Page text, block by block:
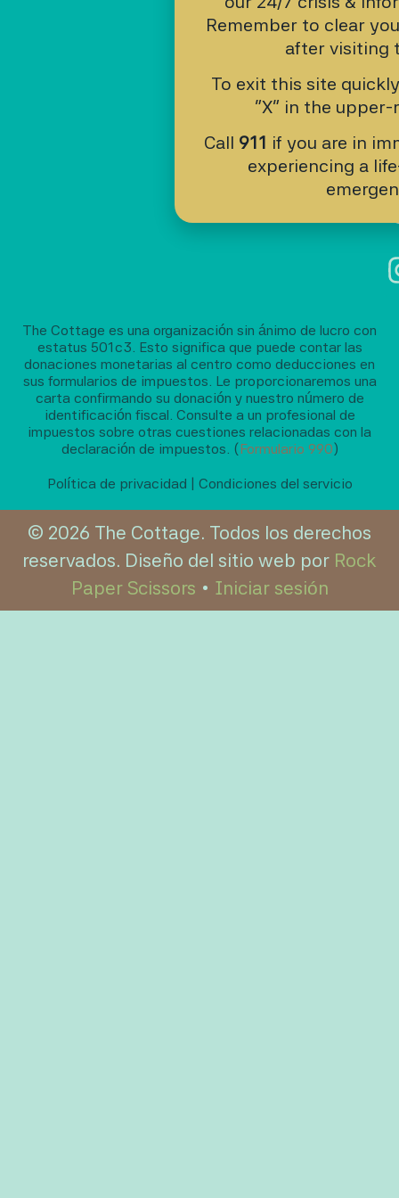
The Cottage es una organización sin ánimo de lucro con
estatus 501c3. Esto significa que puede contar las
donaciones monetarias al centro como deducciones en
sus formularios de impuestos. Le proporcionaremos una
carta confirmando su donación y nuestro número de
identificación fiscal. Consulte a un profesional de
impuestos sobre otras cuestiones relacionadas con la
declaración de impuestos. (Formulario 990)
Política de privacidad | Condiciones del servicio
© 2026 The Cottage. Todos los derechos
reservados. Diseño del sitio web por Rock
Paper Scissors • Iniciar sesión
Remember to clear
after visiting
To exit this site
“X” in the
Call 911 if you are in
experiencing a